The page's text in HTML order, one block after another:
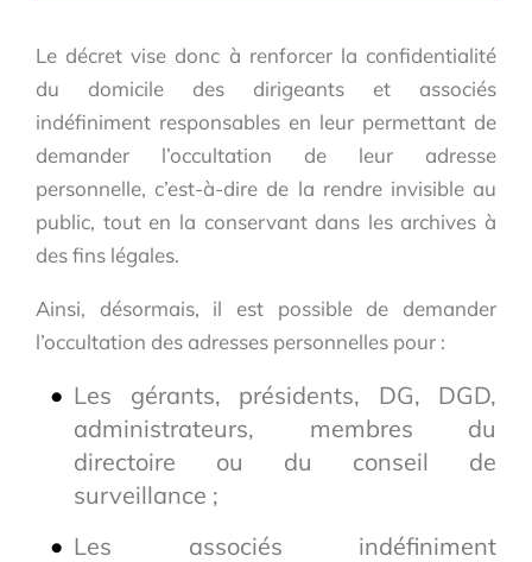
Le décret vise donc à renforcer la confidentialité
du domicile des dirigeants et associés
indéfiniment responsables en leur permettant de
demander l’occultation de leur adresse
personnelle, c’est-à-dire de la rendre invisible au
public, tout en la conservant dans les archives à
des fins légales.
Ainsi, désormais, il est possible de demander
l’occultation des adresses personnelles pour :
Les gérants, présidents, DG, DGD,
administrateurs, membres du
directoire ou du conseil de
surveillance ;
Les associés indéfiniment